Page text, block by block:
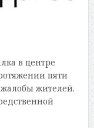
в центре
пяти
жителей.